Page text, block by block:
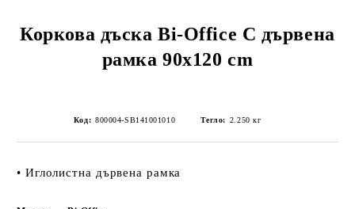
Коркова дъска Bi-Office С дървена
рамка 90х120 cm
Код: 800004-SB141001010 Тегло: 2.250 кг
• Иглолистна дървена рамка